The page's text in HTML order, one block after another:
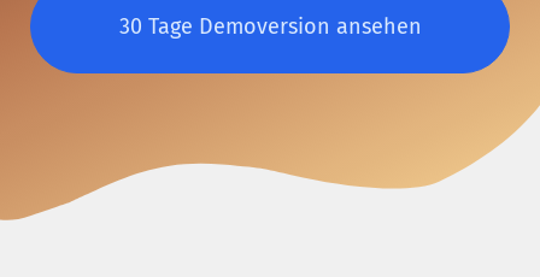
30 Tage Demoversion ansehen